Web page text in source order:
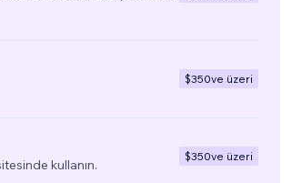
$350ve üzeri
kullanın.
$350ve üzeri